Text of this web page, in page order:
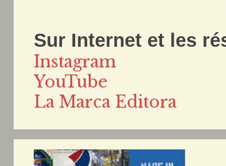
Sur Internet et les
Instagram
YouTube
La Marca Editora